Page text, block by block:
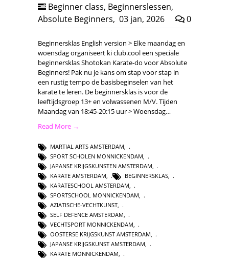
Beginner class, Beginnerslessen,
Absolute Beginners, 03 jan, 2026 0
Beginnersklas English version > Elke maandag en
woensdag organiseert ki club.cool een speciale
beginnersklas Shotokan Karate-do voor Absolute
Beginners! Pak nu je kans om stap voor stap in
een rustig tempo de basisbeginselen van het
karate te leren. De beginnersklas is voor de
leeftijdsgroep 13+ en volwassenen M/V. Tijden
Maandag van 18:45-20:15 uur > Woensdag…
Read More →
MARTIAL ARTS AMSTERDAM
SPORT SCHOLEN MONNICKENDAM
JAPANSE KRIJGSKUNSTEN AMSTERDAM
KARATE AMSTERDAM
BEGINNERSKLAS
KARATESCHOOL AMSTERDAM
SPORTSCHOOL MONNICKENDAM,
AZIATISCHE-VECHTKUNST,
SELF DEFENCE AMSTERDAM,
VECHTSPORT MONNICKENDAM,
OOSTERSE KRIJGSKUNST AMSTERDAM,
JAPANSE KRIJGSKUNST AMSTERDAM,
KARATE MONNICKENDAM,